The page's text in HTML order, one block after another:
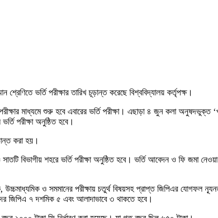
শ্রেণিতে ভর্তি পরীক্ষার তারিখ চূড়ান্ত করেছে বিশ্ববিদ্যালয় কর্তৃপক্ষ।
মাধ্যমে শুরু হবে এবারের ভর্তি পরীক্ষা। এছাড়া ৪ জুন কলা
পরীক্ষা অনুষ্ঠিত হবে।
করা হয়।
সাতটি বিভাগীয় শহরে ভর্তি পরীক্ষা অনুষ্ঠিত হবে। ভর্তি আবেদন ও ফি
উচ্চমাধ্যমিক ও সমমানের পরীক্ষায় চতুর্থ বিষয়সহ প্রাপ্ত জিপিএর
জিপিএ ৭ দশমিক ৫ এবং আলাদাভাবে ৩ থাকতে হবে।